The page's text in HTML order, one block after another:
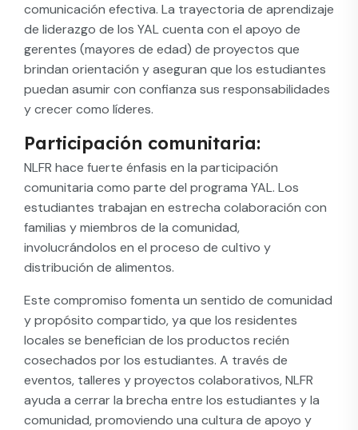
comunicación efectiva. La trayectoria de aprendizaje
de liderazgo de los YAL cuenta con el apoyo de
gerentes (mayores de edad) de proyectos que
brindan orientación y aseguran que los estudiantes
puedan asumir con confianza sus responsabilidades
y crecer como líderes.
Participación comunitaria:​
NLFR hace fuerte énfasis en la participación
comunitaria como parte del programa YAL. Los
estudiantes trabajan en estrecha colaboración con
familias y miembros de la comunidad,
involucrándolos en el proceso de cultivo y
distribución de alimentos.
Este compromiso fomenta un sentido de comunidad
y propósito compartido, ya que los residentes
locales se benefician de los productos recién
cosechados por los estudiantes. A través de
eventos, talleres y proyectos colaborativos, NLFR
ayuda a cerrar la brecha entre los estudiantes y la
comunidad, promoviendo una cultura de apoyo y